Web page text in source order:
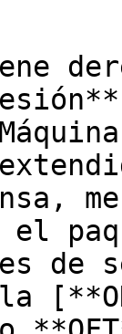
el
de
la